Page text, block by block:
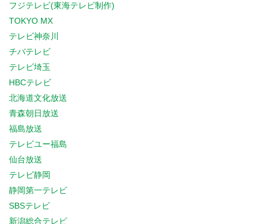
フジテレビ(東海テレビ制作)
TOKYO MX
テレビ神奈川
チバテレビ
テレビ埼玉
HBCテレビ
北海道文化放送
青森朝日放送
福島放送
テレビユー福島
仙台放送
テレビ静岡
静岡第一テレビ
SBSテレビ
新潟総合テレビ